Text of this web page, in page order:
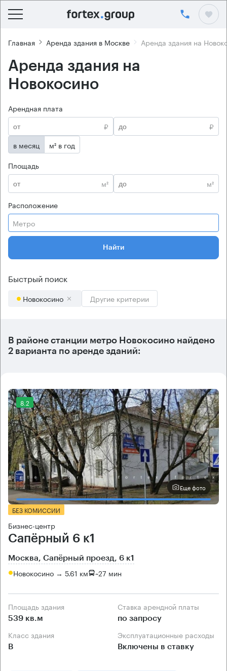
Главная Аренда здания в Москве Аренда здания на
Аренда здания на
Новокосино
Арендная плата
₽
₽
в месяц
м² в год
Площадь
м²
м²
Расположение
Метро
Найти
Быстрый поиск
Новокосино Другие критерии
В районе станции метро Новокосино найдено
2 варианта по аренде зданий:
8.2
Еще фото
БЕЗ КОМИССИИ
Бизнес-центр
Сапёрный 6 к1
Москва, Сапёрный проезд, 6 к1
Новокосино → 5.61 км ~27 мин
Площадь здания
539 кв.м
Ставка арендной платы
по запросу
Класс здания
B
Эксплуатационные расходы
Включены в ставку